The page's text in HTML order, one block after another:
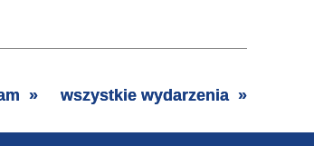
Miejsce
Organizator
wszystkie wydarzenia